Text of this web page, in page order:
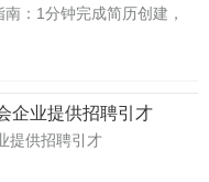
：1分钟完成简历创建，
企业提供招聘引才
提供招聘引才